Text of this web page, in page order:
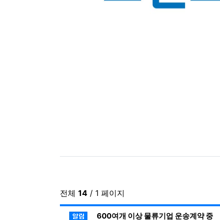
전체 14 / 1 페이지
공지사항
600여개 이상 물류기업 운송계약 중